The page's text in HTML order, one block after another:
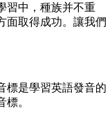
習中，種族并不重
面取得成功。讓我們
標是學習英語發音的
。